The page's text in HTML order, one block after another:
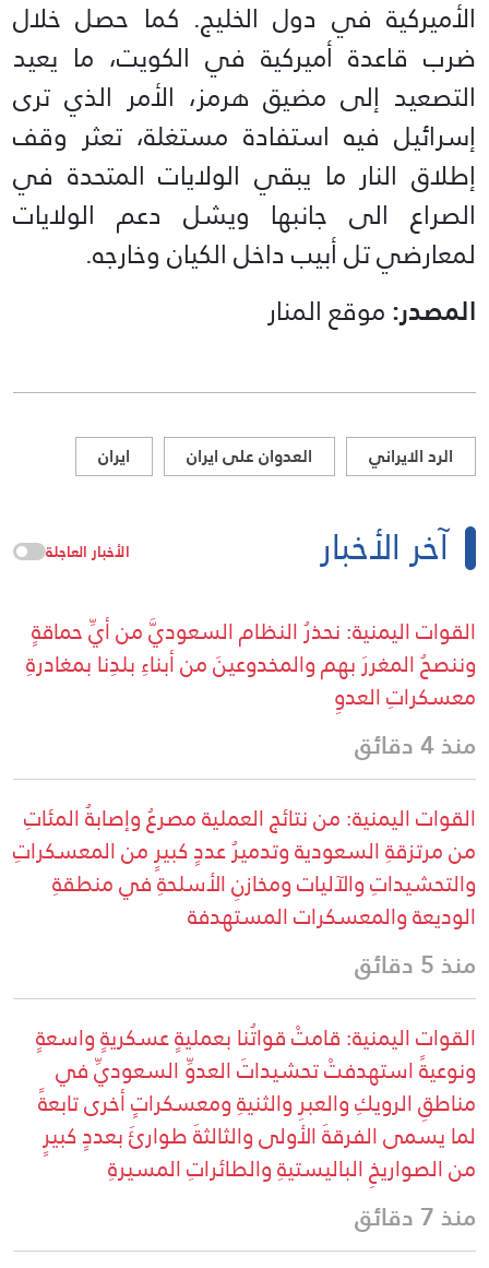
الأميركية في دول الخليج. كما حصل خلال
ضرب قاعدة أميركية في الكويت، ما يعيد
التصعيد إلى مضيق هرمز، الأمر الذي ترى
إسرائيل فيه استفادة مستغلة، تعثر وقف
إطلاق النار ما يبقي الولايات المتحدة في
الصراع الى جانبها ويشل دعم الولايات
لمعارضي تل أبيب داخل الكيان وخارجه.
المصدر:موقع المنار
الرد الايراني العدوان على ايران ايران
آخر الأخبار الأخبار العاجلة
القوات اليمنية: نحذرُ النظام السعوديَّ من أيِّ حماقةٍ
وننصحُ المغررَ بهم والمخدوعينَ من أبناءِ بلدِنا بمغادرةِ
معسكراتِ العدوِ
منذ 4 دقائق
القوات اليمنية: من نتائج العملية مصرعُ وإصابةُ المئاتِ
من مرتزقةِ السعودية وتدميرُ عددٍ كبيرٍ من المعسكراتِ
والتحشيداتِ والآليات ومخازنِ الأسلحةِ في منطقةِ
الوديعة والمعسكرات المستهدفة
منذ 5 دقائق
القوات اليمنية: قامتْ قواتُنا بعمليةٍ عسكريةٍ واسعةٍ
ونوعيةً استهدفتْ تحشيداتَ العدوِّ السعوديِّ في
مناطقِ الرويكِ والعبرِ والثنيةِ ومعسكراتٍ أخرى تابعةً
لما يسمى الفرقةَ الأولى والثالثةَ طوارئَ بعددٍ كبيرٍ
من الصواريخِ الباليستيةِ والطائراتِ المسيرةِ
منذ 7 دقائق